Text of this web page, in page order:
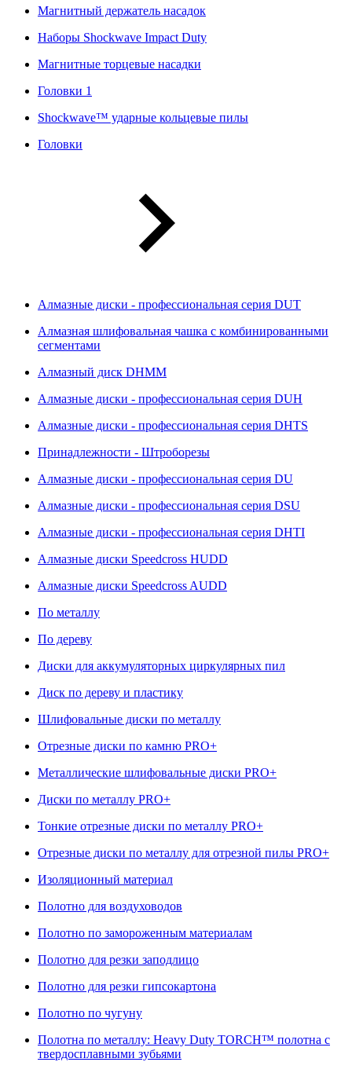
Магнитный держатель насадок
Наборы Shockwave Impact Duty
Магнитные торцевые насадки
Головки 1
Shockwave™ ударные кольцевые пилы
Головки
Алмазные диски - профессиональная серия DUT
Алмазная шлифовальная чашка с комбинированными
сегментами
Алмазный диск DHMM
Алмазные диски - профессиональная серия DUH
Алмазные диски - профессиональная серия DHTS
Принадлежности - Штроборезы
Алмазные диски - профессиональная серия DU
Алмазные диски - профессиональная серия DSU
Алмазные диски - профессиональная серия DHTI
Алмазные диски Speedcross HUDD
Алмазные диски Speedcross AUDD
По металлу
По дереву
Диски для аккумуляторных циркулярных пил
Диск по дереву и пластику
Шлифовальные диски по металлу
Отрезные диски по камню PRO+
Металлические шлифовальные диски PRO+
Диски по металлу PRO+
Тонкие отрезные диски по металлу PRO+
Отрезные диски по металлу для отрезной пилы PRO+
Изоляционный материал
Полотно для воздуховодов
Полотно по замороженным материалам
Полотно для резки заподлицо
Полотно для резки гипсокартона
Полотно по чугуну
Полотна по металлу: Heavy Duty TORCH™ полотна с
твердосплавными зубьями